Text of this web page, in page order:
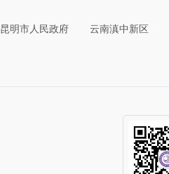
昆明市人民政府 云南滇中新区